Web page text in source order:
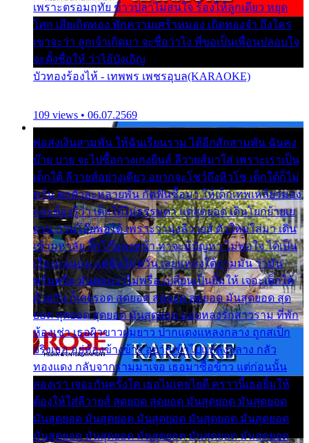
เพราะตรอมฤทัย ข้าวปลาไม่สนใจ ร้องไห้ลูกเดียว หยุด
โศก เสียเถิดทอง พักความเศร้าหมอง เถิดทองจ๋า ถึงใคร
เขาจะว่า ลูกเจ้าเกิดมา จะชื่อว่าไง พี่ขอเป็นเพื่อนปลอบใจ
จะตั้งชื่อให้ ว่าไอ้บังเอิญ
บัวทองร้องไห้ - เทพพร เพชรอุบล(KARAOKE)
109 views • 06.07.2569
พ่อส่งเงินสามพัน ให้ฉันเรียนราม ได้อีกสักสามพัน ฉันคง
บ๊าย บาย จะไปซื้อกางเกงยีนส์ ลีวายส์มาใส่ เพราะเราเป็น
เด็กใต้ ลีวายส์อย่างเดียว อยากจะโชว์ถึงหิวโซ เด็กใต้ก็ไม่
หวั่น ตกตัวละหลายพัน กัดฟันซื้อมา ให้เด็กเทพเหลียวมอง
และต้องรู้ว่า เด็กใต้ไม่ธรรมดา แต่สุดยอด เดินโยกย้ายเย
ยวน กวนโอ๊ยพอได้ เพราะว่านุ่งลีวายส์ ตัวใหม่ใส่มา เดิน
เข้ามหาลัย จิ๊กโก๊มองหน้า ท่าจะมีปัญหา ไม่พอใจ ได้เป็น
เรื่องแน่นอน แต่ฉันไม่หวั่น เลยแหลงใต้ถามมัน ว่ามัน
พรั่นพรือ มันตอบว่าไม่พรื่อ เปลี่ยนเป็นยิ้มให้ เจอะเด็กใต้
ด้วยกัน ก็เลยรอด สุดยอด สุดยอด สุดยอด มันสุดยอด สุด
ยอด สุดยอด สุดยอด มันสุดยอด แอบหลงรักสาวราม ที่พัก
ห้องเช่า เธอผิวขาวผมยาว ปากแดงแหลงกลาง ถูกสเป็ก
จริงเธอ อยู่ห้องข้างข้าง อยากเข้าไปแหลงกลาง กลัว
ทองแดง กลับจากรามมาเจอ เธอมาซื้อข้าว แต่ก่อนนั้น
สองเรา เจอะกันครั้งใด เธอไม่เคยไยดี คราวนี้เธอยิ้มให้
ต้องให้ใส่ลีวายส์ สุดยอด สุดยอด มันสุดยอด มันสุดยอด
มันสุดยอด มันสุดยอด มันสุดยอด มันสุดยอด มันสุดยอด
มันสุดยอด มันสุดยอด มันสุดยอด มันสุดยอด มันสุดยอด